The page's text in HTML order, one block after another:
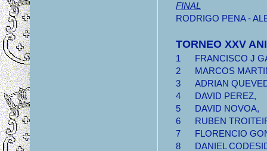
FINAL
RODRIGO PENA -
TORNEO XXV
1
FRANCISCO J
2
MARCOS
3
ADRIAN
4
DAVID PEREZ,
5
DAVID NOVOA,
6
RUBEN
7
FLORENCIO
8
DANIEL